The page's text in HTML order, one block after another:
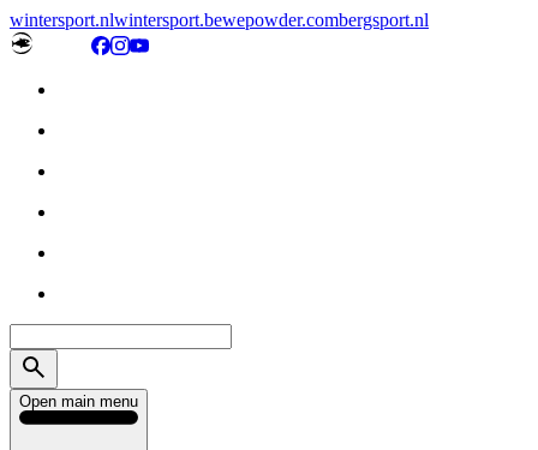
wintersport.nlwintersport.bewepowder.combergsport.nl
Open main menu